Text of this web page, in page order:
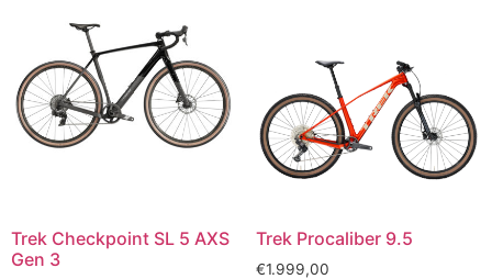
Trek Checkpoint SL 5 AXS
Gen 3
Trek Procaliber 9.5
€1.999,00